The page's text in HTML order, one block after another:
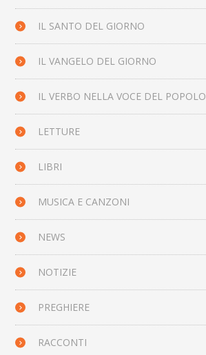
IL SANTO DEL GIORNO
IL VANGELO DEL GIORNO
IL VERBO NELLA VOCE DEL POPOLO
LETTURE
LIBRI
MUSICA E CANZONI
NEWS
NOTIZIE
PREGHIERE
RACCONTI